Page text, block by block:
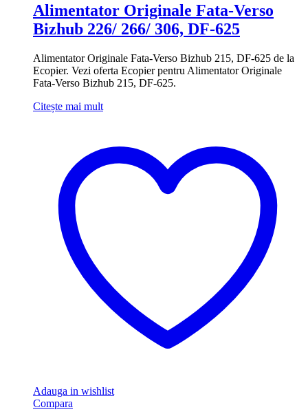
Alimentator Originale Fata-Verso
Bizhub 226/ 266/ 306, DF-625
Alimentator Originale Fata-Verso Bizhub 215, DF-625 de la
Ecopier. Vezi oferta Ecopier pentru Alimentator Originale
Fata-Verso Bizhub 215, DF-625.
Citește mai mult
Adauga in wishlist
Compara